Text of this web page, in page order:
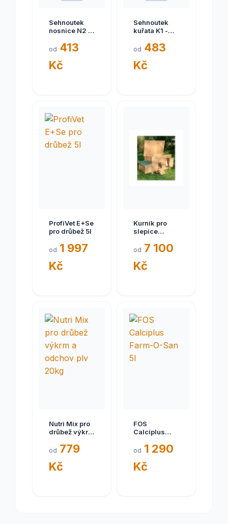
Sehnoutek
nosnice N2 -
krm. sypké
od 413
Kč
Sehnoutek
kuřata K1 -
1.fáze do
sypké
od 483
Kč
ProfiVet E+Se
pro drůbež 5l
od 1 997
Kč
Kurník pro
slepice
146x74x80
od 7 100
Kč
Nutri Mix pro
drůbež výkrm
20kg
od 779
Kč
FOS
Calciplus
5l
od 1 290
Kč